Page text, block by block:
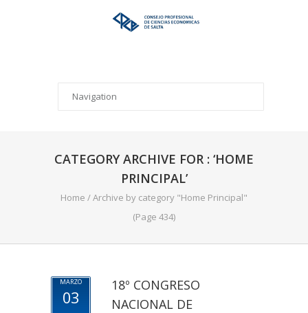
CATEGORY ARCHIVE FOR : ‘HOME
PRINCIPAL’
Home /Archive by category "Home Principal"
(Page 434)
MARZO
03
18º CONGRESO
NACIONAL DE